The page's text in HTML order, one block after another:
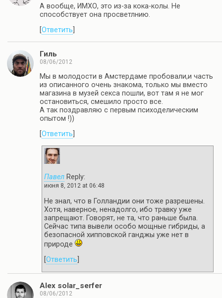
А вообще, ИМХО, это из-за кока-колы. Не
способствует она просветлнию.
Ответить
Гиль
08/06/2012
Мы в молодости в Амстердаме пробовали,и часть
из описанного очень знакома, только мы вместо
магазина в музей секса пошли, вот там я не мог
остановиться, смешило просто все.
А так поздравляю с первым психоделическим
опытом !))
Ответить
Павел Reply:
июня 8, 2012 at 06:48
Не знал, что в Голландии они тоже разрешены.
Хотя, наверное, ненадолго, ибо травку уже
запрещают. Говорят, не та, что раньше была.
Сейчас типа вывели особо мощные гибриды, а
безопасной хипповской ганджы уже нет в
природе
Ответить
Alex solar_serfer
08/06/2012